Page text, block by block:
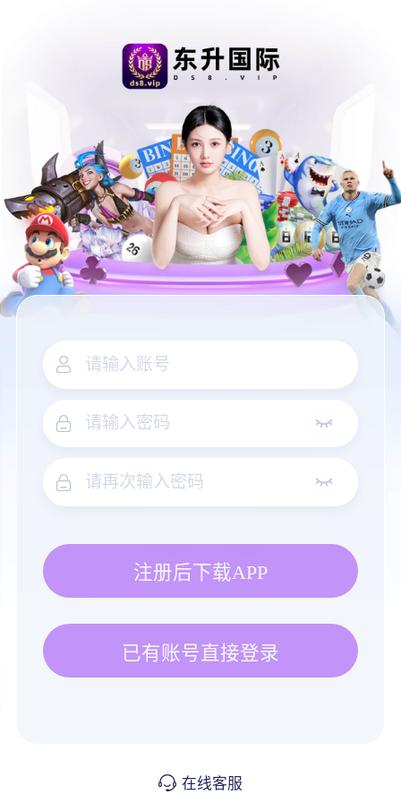
注册后下载APP
已有账号直接登录
在线客服